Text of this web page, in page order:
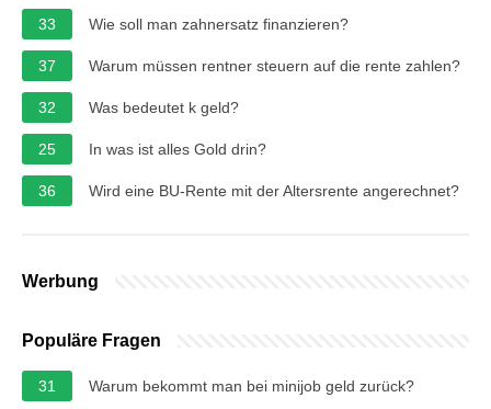
33
Wie soll man zahnersatz finanzieren?
37 Warum müssen rentner steuern auf die rente zahlen?
32 Was bedeutet k geld?
25 In was ist alles Gold drin?
36 Wird eine BU-Rente mit der Altersrente angerechnet?
Werbung
Populäre Fragen
31 Warum bekommt man bei minijob geld zurück?